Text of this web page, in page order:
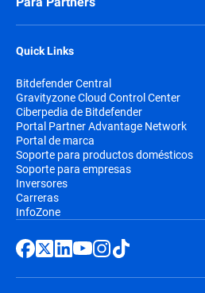
Quick Links
Bitdefender Central
Gravityzone Cloud Control Center
Ciberpedia de Bitdefender
Portal Partner Advantage Network
Portal de marca
Soporte para productos domésticos
Soporte para empresas
Inversores
Carreras
InfoZone